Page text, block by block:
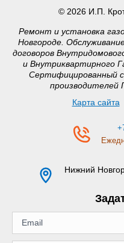
© 2026 И.П.
Ремонт и установка
Новгороде.
договоров
и Внутриквартирного
Сертифицированный
производителей
Карта сайта
Нижний